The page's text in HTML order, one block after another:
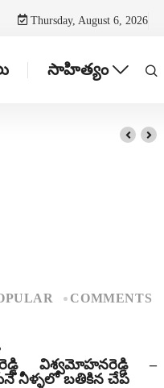
Thursday, August 6, 2026
సాహిత్యం
COMMENTS
విశ్వమోహనరెడ్డి –
నీళ్ళలో బతికిన చేప